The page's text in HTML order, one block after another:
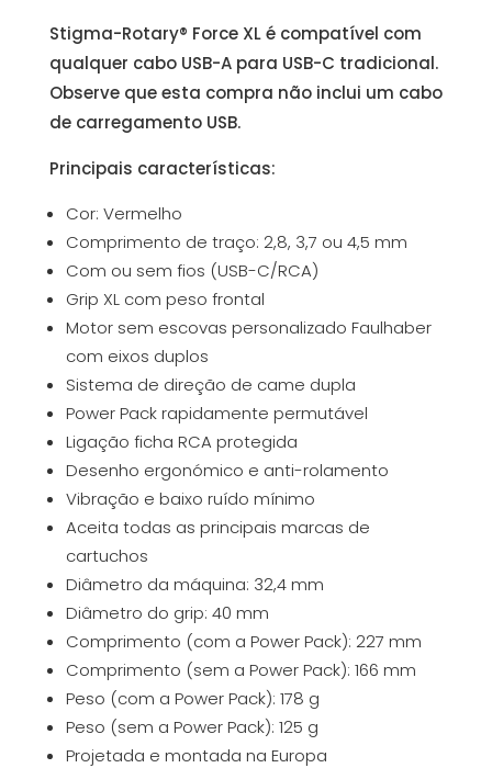
Stigma-Rotary® Force XL é compatível com
qualquer cabo USB-A para USB-C tradicional.
Observe que esta compra não inclui um cabo
de carregamento USB.
Principais características:
Cor: Vermelho
Comprimento de traço: 2,8, 3,7 ou 4,5 mm
Com ou sem fios (USB-C/RCA)
Grip XL com peso frontal
Motor sem escovas personalizado Faulhaber
com eixos duplos
Sistema de direção de came dupla
Power Pack rapidamente permutável
Ligação ficha RCA protegida
Desenho ergonómico e anti-rolamento
Vibração e baixo ruído mínimo
Aceita todas as principais marcas de
cartuchos
Diâmetro da máquina: 32,4 mm
Diâmetro do grip: 40 mm
Comprimento (com a Power Pack): 227 mm
Comprimento (sem a Power Pack): 166 mm
Peso (com a Power Pack): 178 g
Peso (sem a Power Pack): 125 g
Projetada e montada na Europa